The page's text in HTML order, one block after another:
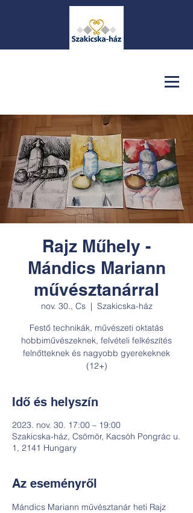
Rajz Műhely -
Mándics Mariann
művésztanárral
nov. 30., Cs
  |
Szakicska-ház
Festő technikák, művészeti oktatás
hobbiművészeknek, felvételi felkészítés
felnőtteknek és nagyobb gyerekeknek
(12+)
Idő és helyszín
2023. nov. 30. 17:00 – 19:00
Szakicska-ház, Csömör, Kacsóh Pongrác u.
1, 2141 Hungary
Az eseményről
Mándics Mariann művésztanár heti Rajz